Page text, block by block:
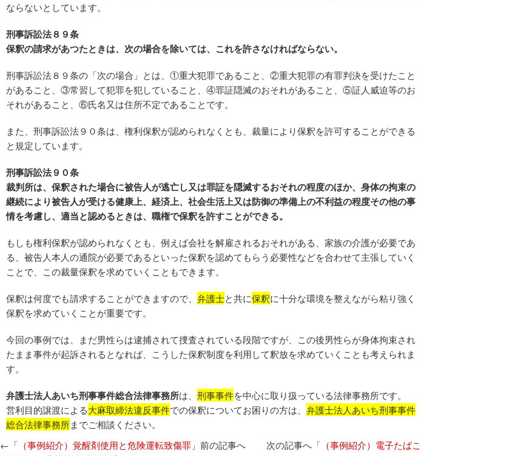
ならないとしています。
刑事訴訟法８９条
保釈の請求があつたときは、次の場合を除いては、これを許さなければならない。
刑事訴訟法８９条の「次の場合」とは、①重大犯罪であること、②重大犯罪の有罪判決を受けたこと
があること、③常習して犯罪を犯していること、④罪証隠滅のおそれがあること、⑤証人威迫等のお
それがあること、⑥氏名又は住所不定であることです。
また、刑事訴訟法９０条は、権利保釈が認められなくとも、裁量により保釈を許可することができる
と規定しています。
刑事訴訟法９０条
裁判所は、保釈された場合に被告人が逃亡し又は罪証を隠滅するおそれの程度のほか、身体の拘束の
継続により被告人が受ける健康上、経済上、社会生活上又は防御の準備上の不利益の程度その他の事
情を考慮し、適当と認めるときは、職権で保釈を許すことができる。
もしも権利保釈が認められなくとも、例えば会社を解雇されるおそれがある、家族の介護が必要であ
る、被告人本人の通院が必要であるといった保釈を認めてもらう必要性などを合わせて主張していく
ことで、この裁量保釈を求めていくこともできます。
保釈は何度でも請求することができますので、 弁護士と共に保釈に十分な環境を整えながら粘り強く
保釈を求めていくことが重要です。
今回の事例では、まだ男性らは逮捕されて捜査されている段階ですが、この後男性らが身体拘束され
たまま事件が起訴されるとなれば、こうした保釈制度を利用して釈放を求めていくことも考えられま
す。
弁護士法人あいち刑事事件総合法律事務所は、 刑事事件を中心に取り扱っている法律事務所です。
営利目的譲渡による大麻取締法違反事件での保釈についてお困りの方は、 弁護士法人あいち刑事事件
総合法律事務所までご相談ください。
←「 （事例紹介）覚醒剤使用と危険運転致傷罪 」前の記事へ 次の記事へ「 （事例紹介）電子たばこ